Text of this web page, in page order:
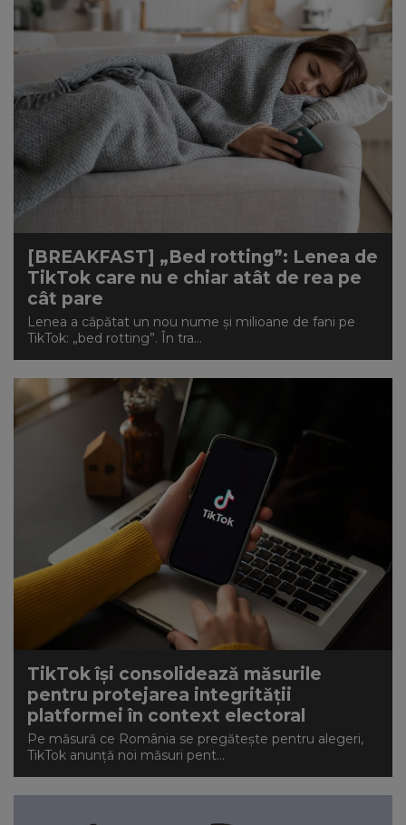
[BREAKFAST] „Bed rotting”: Lenea de
TikTok care nu e chiar atât de rea pe
cât pare
Lenea a căpătat un nou nume și milioane de fani pe
TikTok: „bed rotting”. În tra...
TikTok își consolidează măsurile
pentru protejarea integrității
platformei în context electoral
Pe măsură ce România se pregătește pentru alegeri,
TikTok anunță noi măsuri pent...